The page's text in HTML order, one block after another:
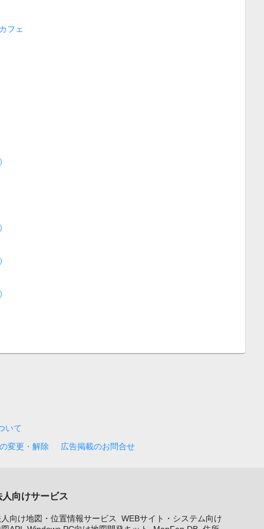
フェ
いて
変更・解除
広告掲載のお問合せ
人向けサービス
向け地図・位置情報サービス
WEBサイト・システム向け